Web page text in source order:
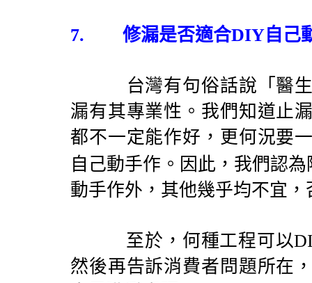
7. 修漏是否適合DIY 自己
台灣有句俗話說「醫生
漏有其專業性。我們知道止
都不一定能作好，更何況要
自己動手作。因此，我們認
動手作外，其他幾乎均不宜
至於，何種工程可以
然後再告訴消費者問題所在